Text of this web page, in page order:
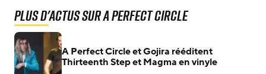
Plus d'actus sur A Perfect Circle
A Perfect Circle et Gojira rééditent
Thirteenth Step et Magma en vinyle